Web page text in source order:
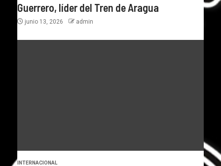
Guerrero, líder del Tren de Aragua
junio 13, 2026 admin
INTERNACIONAL